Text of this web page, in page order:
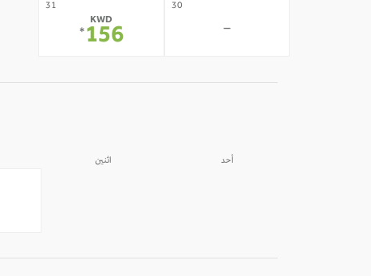
30
-
31
KWD
156
*
أحد اثنين